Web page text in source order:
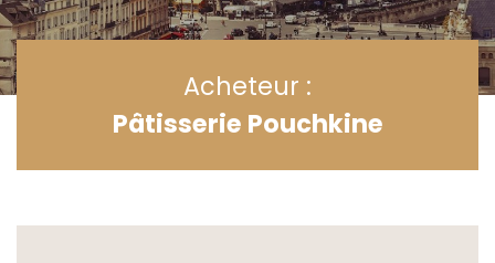
Acheteur :
Pâtisserie Pouchkine